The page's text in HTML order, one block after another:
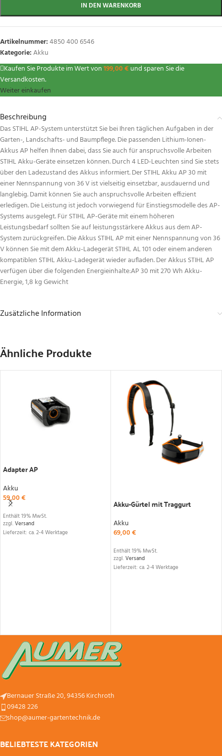
IN DEN WARENKORB
Artikelnummer:4850 400 6546
Kategorie:Akku
Kaufen Sie Produkte im Wert von199,00€ und sparen Sie die
Versandkosten.
Weiter einkaufen
Beschreibung
Das STIHL AP-System unterstützt Sie bei Ihren täglichen Aufgaben in der
Garten-, Landschafts- und Baumpflege. Die passenden Lithium-Ionen-
Akkus AP helfen Ihnen dabei, dass Sie auch für anspruchsvolle Arbeiten
STIHL Akku-Geräte einsetzen können. Durch 4 LED-Leuchten sind Sie stets
über den Ladezustand des Akkus informiert. Der STIHL Akku AP 30 mit
einer Nennspannung von 36 V ist vielseitig einsetzbar, ausdauernd und
langlebig. Damit können Sie auch anspruchsvolle Arbeiten effizient
erledigen. Die Leistung ist jedoch vorwiegend für Einstiegsmodelle des AP-
Systems ausgelegt. Für STIHL AP-Geräte mit einem höheren
Leistungsbedarf sollten Sie auf leistungsstärkere Akkus aus dem AP-
System zurückgreifen. Die Akkus STIHL AP mit einer Nennspannung von 36
V können Sie mit dem Akku-Ladegerät STIHL AL 101 oder einem anderen
kompatiblen STIHL Akku-Ladegerät wieder aufladen. Der Akkus STIHL AP
verfügen über die folgenden Energieinhalte:AP 30 mit 270 Wh Akku-
Energie, 1,8 kg Gewicht
Zusätzliche Information
Ähnliche Produkte
Adapter AP
Akku
59,00€
Enthält 19% MwSt.
zzgl.Versand
Lieferzeit: ca. 2-4 Werktage
Akku-Gürtel mit Traggurt
Akku
69,00€
Enthält 19% MwSt.
zzgl.Versand
Lieferzeit: ca. 2-4 Werktage
Bernauer Straße 20, 94356 Kirchroth
09428 226
shop@aumer-gartentechnik.de
BELIEBTESTE KATEGORIEN